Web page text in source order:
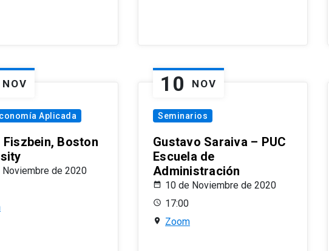
NOV
Aplicada
Boston
Noviembre de 2020
10 NOV
Seminarios
Gustavo Saraiva – PUC
Escuela de
Administración
10 de Noviembre de 2020
17:00
Zoom